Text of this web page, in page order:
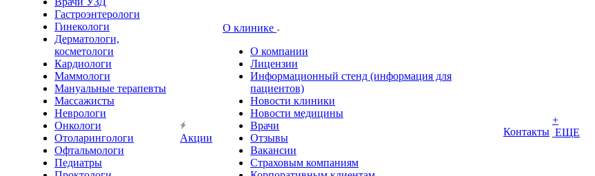
Гастроэнтерологи
Гинекологи
Дерматологи,
косметологи
Кардиологи
Маммологи
Мануальные терапевты
Массажисты
Неврологи
Онкологи
Отоларингологи
Офтальмологи
Педиатры
Акции
О клинике
О компании
Лицензии
Информационный стенд (информация для
пациентов)
Новости клиники
Новости медицины
Врачи
Отзывы
Вакансии
Страховым компаниям
Контакты
+
ЕЩЕ